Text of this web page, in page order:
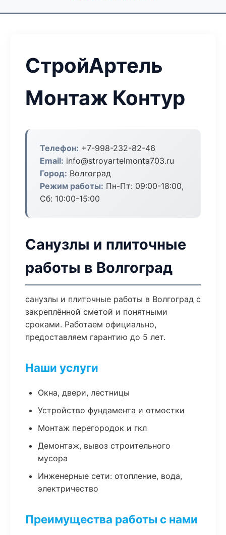
СтройАртель
Монтаж Контур
Телефон: +7-998-232-82-46
Email: info@stroyartelmonta703.ru
Город: Волгоград
Режим работы: Пн-Пт: 09:00-18:00,
Сб: 10:00-15:00
Санузлы и плиточные
работы в Волгоград
санузлы и плиточные работы в Волгоград с
закреплённой сметой и понятными
сроками. Работаем официально,
предоставляем гарантию до 5 лет.
Наши услуги
Окна, двери, лестницы
Устройство фундамента и отмостки
Монтаж перегородок и гкл
Демонтаж, вывоз строительного
мусора
Инженерные сети: отопление, вода,
электричество
Преимущества работы с нами